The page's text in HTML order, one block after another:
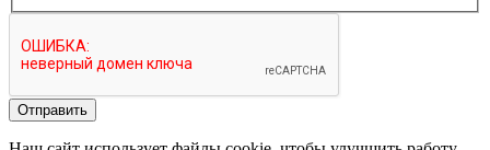
Отправить